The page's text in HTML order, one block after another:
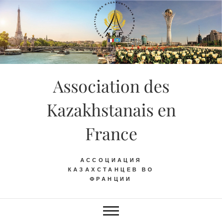
Skip
content
Association des
Kazakhstanais en
France
АССОЦИАЦИЯ
КАЗАХСТАНЦЕВ ВО
ФРАНЦИИ